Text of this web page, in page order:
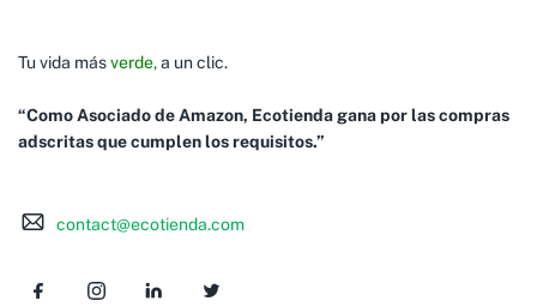
Tu vida másverde,a un clic.
“Como Asociado de Amazon, Ecotienda gana por las compras
adscritas que cumplen los requisitos.”
contact@ecotienda.com